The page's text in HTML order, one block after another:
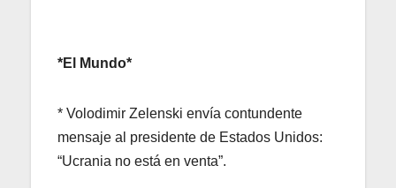
*El Mundo*
* Volodimir Zelenski envía contundente
mensaje al presidente de Estados Unidos:
“Ucrania no está en venta”.